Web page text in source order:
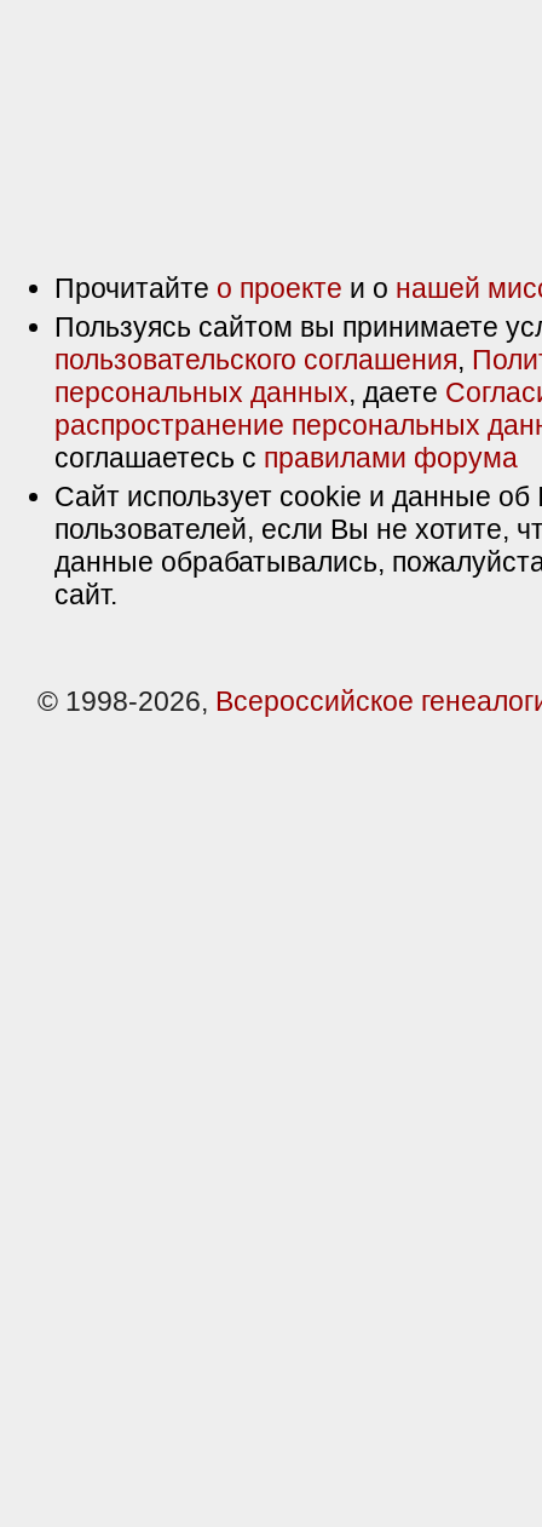
Прочитайте о проекте и о нашей
Пользуясь сайтом вы принимаете
пользовательского соглашения,
персональных данных, даете
распространение персональных
соглашаетесь с правилами форума
Сайт использует cookie и данные об
пользователей, если Вы не хотите,
данные обрабатывались,
сайт.
© 1998-2026, Всероссийское